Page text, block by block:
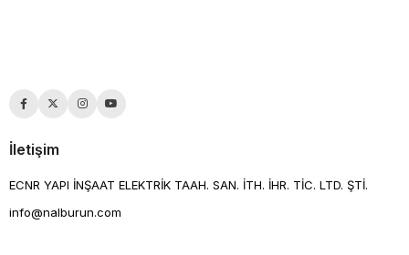
İletişim
ECNR YAPI İNŞAAT ELEKTRİK TAAH. SAN. İTH. İHR. TİC. LTD. ŞTİ.
info@nalburun.com